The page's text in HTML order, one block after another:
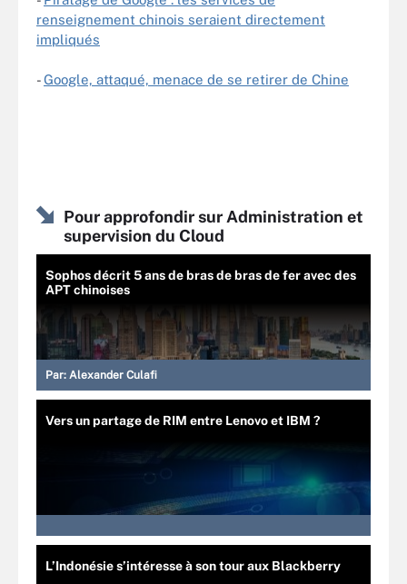
renseignement chinois seraient directement
impliqués
-Google, attaqué, menace de se retirer de Chine
Pour approfondir sur Administration et
supervision du Cloud
Sophos décrit 5 ans de bras de bras de fer avec des
APT chinoises
Par: Alexander Culafi
Vers un partage de RIM entre Lenovo et IBM ?
L’Indonésie s’intéresse à son tour aux Blackberry